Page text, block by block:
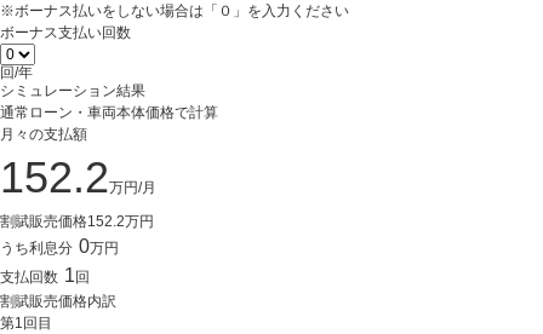
※ボーナス払いをしない場合は「０」を入力ください
ボーナス支払い回数
回/年
シミュレーション結果
通常ローン・車両本体価格で計算
月々の支払額
152.2万円/月
割賦販売価格152.2万円
うち利息分 0万円
支払回数 1 回
割賦販売価格内訳
第1回目